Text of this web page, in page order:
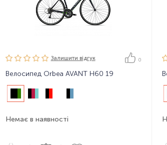
Залишити вiдгук 0
Велосипед Orbea AVANT H60 19
Немає в наявності